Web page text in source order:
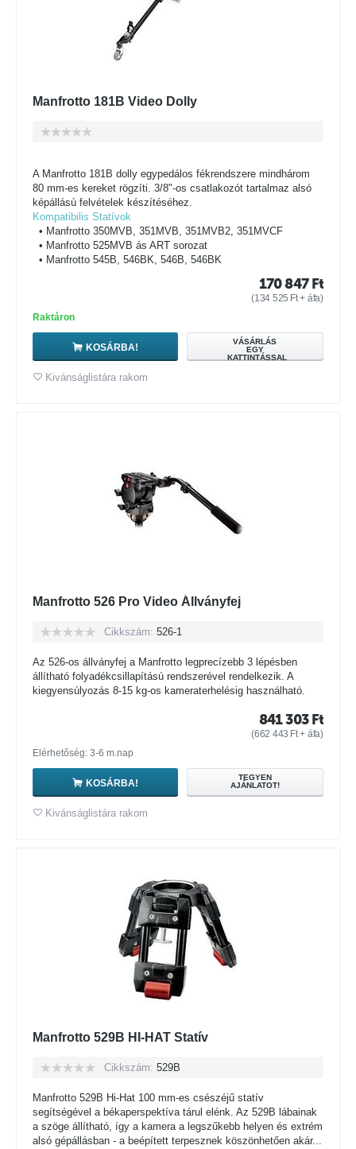
Manfrotto 181B Video Dolly
A Manfrotto 181B dolly egypedálos fékrendszere mindhárom
80 mm-es kereket rögzíti. 3/8"-os csatlakozót tartalmaz alsó
képállású felvételek készítéséhez.
Kompatibilis Statívok
• Manfrotto 350MVB, 351MVB, 351MVB2, 351MVCF
• Manfrotto 525MVB ás ART sorozat
• Manfrotto 545B, 546BK, 546B, 546BK
170 847 Ft
(134 525 Ft+ áfa)
Raktáron
KOSÁRBA!
VÁSÁRLÁS
EGY
KATTINTÁSSAL
Kivánságlistára rakom
Manfrotto 526 Pro Video Állványfej
Cikkszám: 526-1
Az 526-os állványfej a Manfrotto legprecízebb 3 lépésben
állítható folyadékcsillapítású rendszerével rendelkezik. A
kiegyensúlyozás 8-15 kg-os kameraterhelésig használható.
841 303 Ft
(662 443 Ft+ áfa)
Elérhetőség: 3-6 m.nap
KOSÁRBA!
TEGYEN
AJÁNLATOT!
Kivánságlistára rakom
Manfrotto 529B HI-HAT Statív
Cikkszám: 529B
Manfrotto 529B Hi-Hat 100 mm-es csészéjű statív
segítségével a békaperspektíva tárul elénk. Az 529B lábainak
a szöge állítható, így a kamera a legszűkebb helyen és extrém
alsó gépállásban - a beépített terpesznek köszönhetően akár...